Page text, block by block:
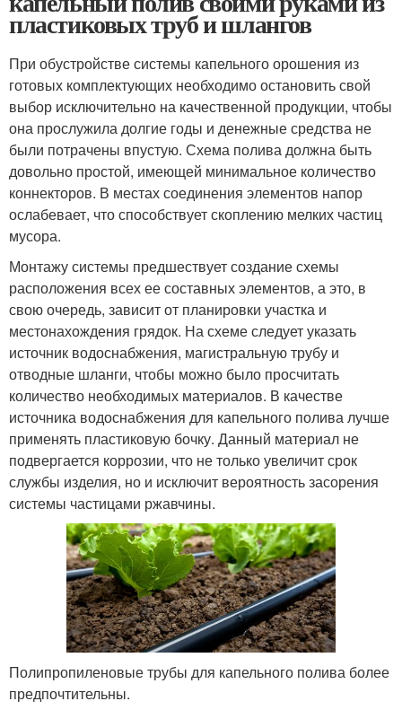
пластиковых труб и шлангов
При обустройстве системы капельного орошения из
готовых комплектующих необходимо остановить свой
выбор исключительно на качественной продукции, чтобы
она прослужила долгие годы и денежные средства не
были потрачены впустую. Схема полива должна быть
довольно простой, имеющей минимальное количество
коннекторов. В местах соединения элементов напор
ослабевает, что способствует скоплению мелких частиц
мусора.
Монтажу системы предшествует создание схемы
расположения всех ее составных элементов, а это, в
свою очередь, зависит от планировки участка и
местонахождения грядок. На схеме следует указать
источник водоснабжения, магистральную трубу и
отводные шланги, чтобы можно было просчитать
количество необходимых материалов. В качестве
источника водоснабжения для капельного полива лучше
применять пластиковую бочку. Данный материал не
подвергается коррозии, что не только увеличит срок
службы изделия, но и исключит вероятность засорения
системы частицами ржавчины.
Полипропиленовые трубы для капельного полива более
предпочтительны.